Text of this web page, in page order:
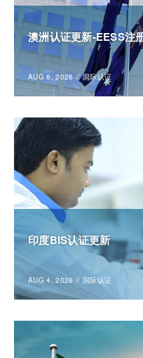
澳洲认证更新-EESS注
AUG 6, 2026 //国际认证
印度BIS认证更新
AUG 4, 2026 // 国际认证